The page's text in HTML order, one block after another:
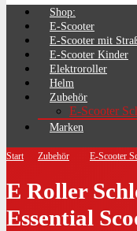
Shop:
E-Scooter
E-Scooter mit
E-Scooter Kinder
Elektroroller
Helm
Zubehör
E-Scooter
Marken
Start Zubehör E-Scooter
E Roller
Essential